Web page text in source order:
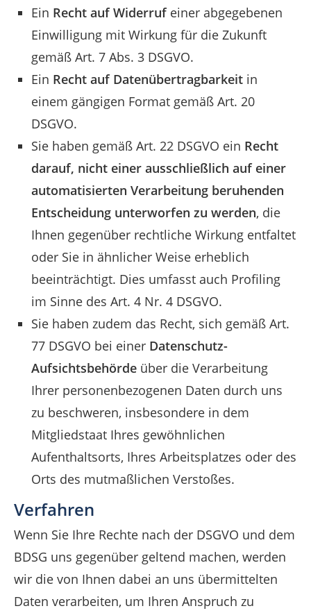
Ein Recht auf Widerrufeiner abgegebenen
Einwilligung mit Wirkung für die Zukunft
gemäß Art. 7 Abs. 3 DSGVO.
Ein Recht auf Datenübertragbarkeit in
einem gängigen Format gemäß Art. 20
DSGVO.
Sie haben gemäß Art. 22 DSGVO ein Recht
darauf, nicht einer ausschließlich auf einer
automatisierten Verarbeitung beruhenden
Entscheidung unterworfen zu werden, die
Ihnen gegenüber rechtliche Wirkung entfaltet
oder Sie in ähnlicher Weise erheblich
beeinträchtigt. Dies umfasst auch Profiling
im Sinne des Art. 4 Nr. 4 DSGVO.
Sie haben zudem das Recht, sich gemäß Art.
77 DSGVO bei einer Datenschutz-
Aufsichtsbehörde über die Verarbeitung
Ihrer personenbezogenen Daten durch uns
zu beschweren, insbesondere in dem
Mitgliedstaat Ihres gewöhnlichen
Aufenthaltsorts, Ihres Arbeitsplatzes oder des
Orts des mutmaßlichen Verstoßes.
Verfahren
Wenn Sie Ihre Rechte nach der DSGVO und dem
BDSG uns gegenüber geltend machen, werden
wir die von Ihnen dabei an uns übermittelten
Daten verarbeiten, um Ihren Anspruch zu